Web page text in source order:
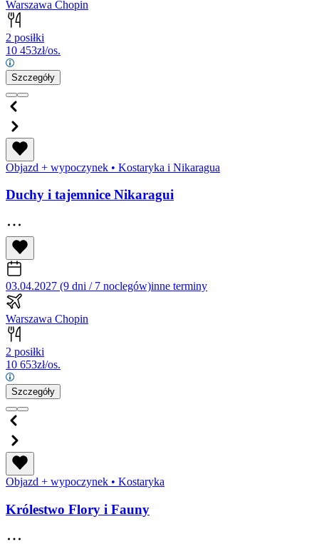
Warszawa Chopin
2 posiłki
10 453zł/os.
Szczegóły
Objazd + wypoczynek • Kostaryka i Nikaragua
Duchy i tajemnice Nikaragui
03.04.2027 (9 dni / 7 noclegów)inne terminy
Warszawa Chopin
2 posiłki
10 653zł/os.
Szczegóły
Objazd + wypoczynek • Kostaryka
Królestwo Flory i Fauny